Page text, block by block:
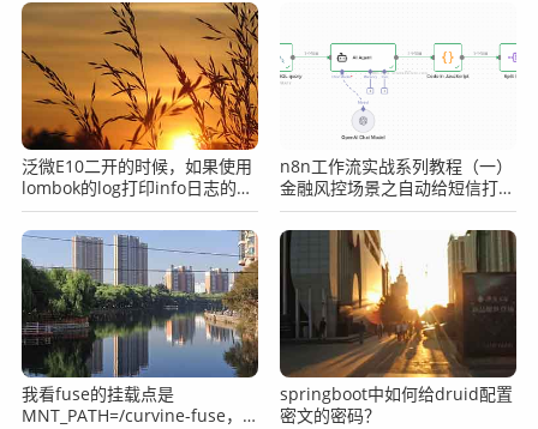
泛微E10二开的时候，如果使用
lombok的log打印info日志的话
如何让他在二开的log中打印出
来？
n8n工作流实战系列教程（一）
金融风控场景之自动给短信打标
签并入库mysql
我看fuse的挂载点是
MNT_PATH=/curvine-fuse，
springboot中如何给druid配置
密文的密码？